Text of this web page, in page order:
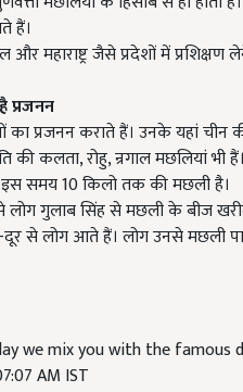
हैं।
महाराष्ट्र जैसे प्रदेशों में प्रशिक्षण
प्रजनन
प्रजनन कराते हैं। उनके यहां चीन
की कलता, रोहु, न्रगाल मछलियां
समय 10 किलो तक की मछली है।
लोग गुलाब सिंह से मछली के बीज
से लोग आते हैं। लोग उनसे मछली
we mix you with the famous
AM IST